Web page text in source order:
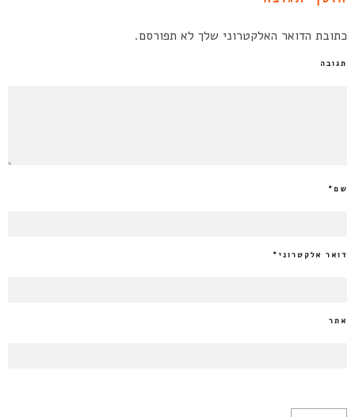
כתובת הדואר האלקטרוני שלך לא תפורסם.
תגובה
שם*
דואר אלקטרוני *
אתר